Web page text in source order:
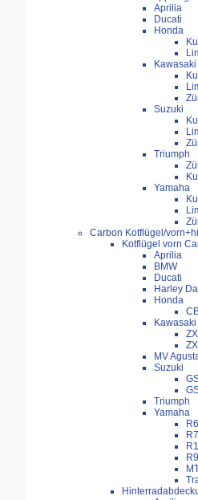
Aprilia
Ducati
Honda
Kawasaki
Suzuki
Triumph
Yamaha
Carbon Kotflügel/
Kotflügel vorn
Aprilia
BMW
Ducati
Harley
Honda
Kawasaki
MV
Suzuki
Triumph
Yamaha
R6
R7
R1
R9